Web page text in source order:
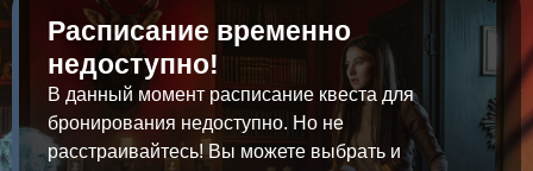
Расписание временно
недоступно!
В данный момент расписание квеста для
бронирования недоступно. Но не
расстраивайтесь! Вы можете выбрать и